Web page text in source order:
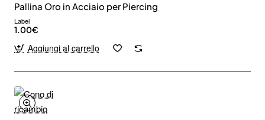
Pallina Oro in Acciaio per Piercing
Label
1.00€
Aggiungi al carrello